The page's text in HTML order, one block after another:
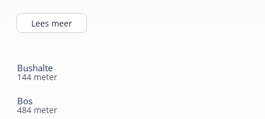
gezellige eetcafé “de Richel” met internetmogelijkheid en
Lees meer
Bushalte
144 meter
Bos
484 meter